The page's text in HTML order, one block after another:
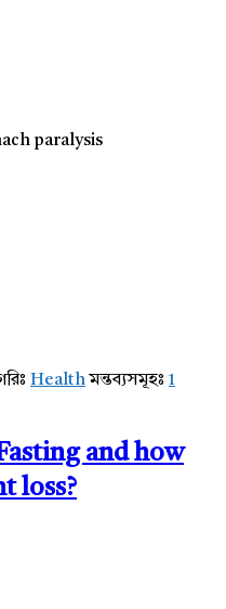
paralysis
Healthমন্তব্যসমূহঃ 1
and how
loss?